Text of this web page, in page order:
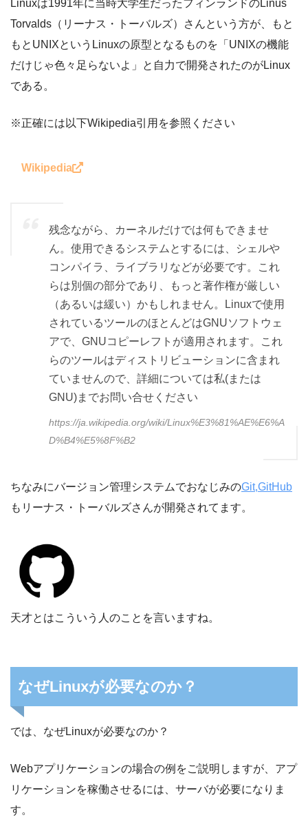
Linuxは1991年に当時大学生だったフィンランドのLinus
Torvalds（リーナス・トーバルズ）さんという方が、もと
もとUNIXというLinuxの原型となるものを「UNIXの機能
だけじゃ色々足らないよ」と自力で開発されたのがLinux
である。
※正確には以下Wikipedia引用を参照ください
Wikipedia
残念ながら、カーネルだけでは何もできませ
ん。使用できるシステムとするには、シェルや
コンパイラ、ライブラリなどが必要です。これ
らは別個の部分であり、もっと著作権が厳しい
（あるいは緩い）かもしれません。Linuxで使用
されているツールのほとんどはGNUソフトウェ
アで、GNUコピーレフトが適用されます。これ
らのツールはディストリビューションに含まれ
ていませんので、詳細については私(または
GNU)までお問い合せください
https://ja.wikipedia.org/wiki/Linux%E3%81%AE%E6%A
D%B4%E5%8F%B2
ちなみにバージョン管理システムでおなじみのGit,GitHub
もリーナス・トーバルズさんが開発されてます。
天才とはこういう人のことを言いますね。
なぜLinuxが必要なのか？
では、なぜLinuxが必要なのか？
Webアプリケーションの場合の例をご説明しますが、アプ
リケーションを稼働させるには、サーバが必要になりま
す。